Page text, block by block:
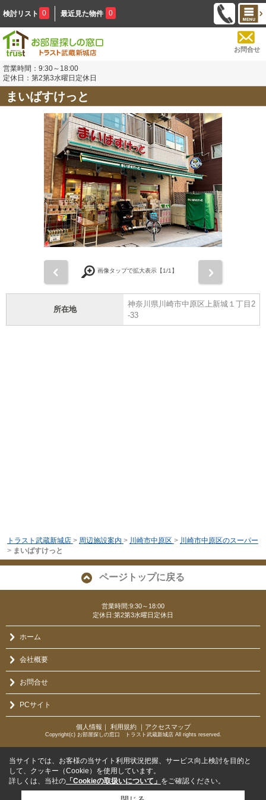
検討リスト 0 最近見た物件 0
お問合せ
営業時間：9:30～18:00
定休日：第2第3水曜日定休日
まいばすけっと
画像タップで拡大表示【1/1】
所在地
神奈川県川崎市中原区上新城１丁目2
-33
トラスト武蔵新城店 > 周辺施設案内 > 川崎市中原区 > 川崎市中原区のスーパー
> まいばすけっと
ページトップに戻る
営業時間:9:30～18:00
定休日:第2第3水曜日定休日
ホーム
会社概要
お問合せ
PCサイト
個人情報 ｜ 利用規約｜ アクセスマップ
Copyright(c) お部屋探しの窓口 トラスト武蔵新城店 All rights reserved.
当サイトでは、お客様の当サイト利用状況把握、サービス向上検討を目的と
して、クッキー（Cookie）を使用しています。
詳しくは、当社の 「Cookieの取扱いについて」 をご確認ください。